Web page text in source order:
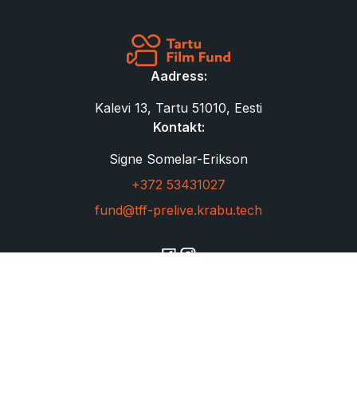
Aadress:
Kalevi 13, Tartu 51010, Eesti
Kontakt:
Signe Somelar-Erikson
+372 53431027
fund@tff-prelive.krabu.tech